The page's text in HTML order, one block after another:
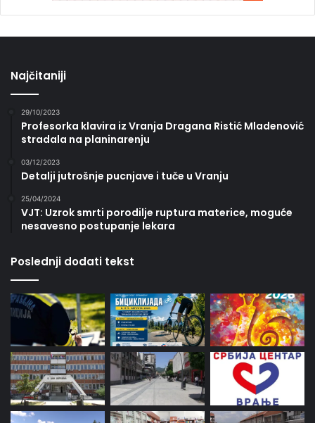
Najčitaniji
29/10/2023
Profesorka klavira iz Vranja Dragana Ristić Mladenović
stradala na planinarenju
03/12/2023
Detalji jutrošnje pucnjave i tuče u Vranju
25/04/2024
VJT: Uzrok smrti porodilje ruptura materice, moguće
nesavesno postupanje lekara
Poslednji dodati tekst